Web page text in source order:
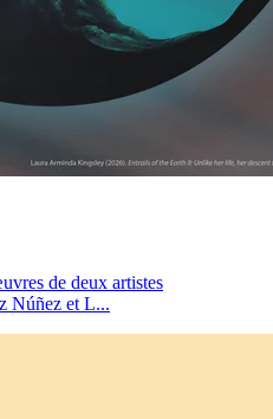
de deux artistes
Núñez et L...